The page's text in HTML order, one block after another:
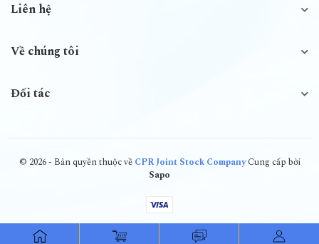
Liên hệ
Về chúng tôi
Đối tác
© 2026 - Bản quyền thuộc về CPR Joint Stock CompanyCung cấp bởi
Sapo